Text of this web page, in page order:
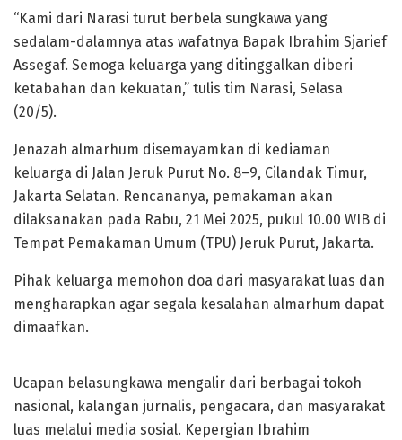
“Kami dari Narasi turut berbela sungkawa yang
sedalam-dalamnya atas wafatnya Bapak Ibrahim Sjarief
Assegaf. Semoga keluarga yang ditinggalkan diberi
ketabahan dan kekuatan,” tulis tim Narasi, Selasa
(20/5).
Jenazah almarhum disemayamkan di kediaman
keluarga di Jalan Jeruk Purut No. 8–9, Cilandak Timur,
Jakarta Selatan. Rencananya, pemakaman akan
dilaksanakan pada Rabu, 21 Mei 2025, pukul 10.00 WIB di
Tempat Pemakaman Umum (TPU) Jeruk Purut, Jakarta.
Pihak keluarga memohon doa dari masyarakat luas dan
mengharapkan agar segala kesalahan almarhum dapat
dimaafkan.
Ucapan belasungkawa mengalir dari berbagai tokoh
nasional, kalangan jurnalis, pengacara, dan masyarakat
luas melalui media sosial. Kepergian Ibrahim